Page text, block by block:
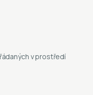
v prostředí